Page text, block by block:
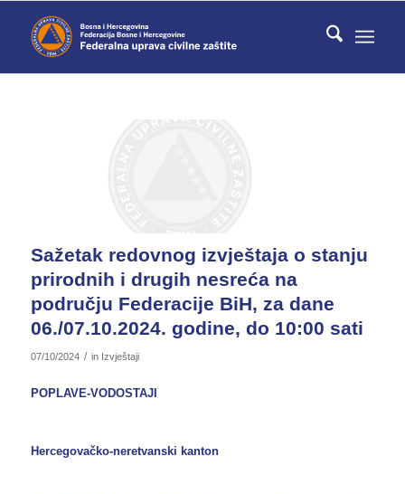
Sažetak redovnog izvještaja o stanju
prirodnih i drugih nesreća na
području Federacije BiH, za dane
06./07.10.2024. godine, do 10:00 sati
07/10/2024 / in Izvještaji
POPLAVE-VODOSTAJI
Hercegovačko-neretvanski kanton